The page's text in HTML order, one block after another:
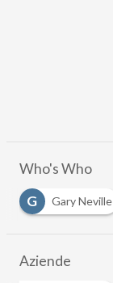
Who's Who
G
Gary Neville
Aziende